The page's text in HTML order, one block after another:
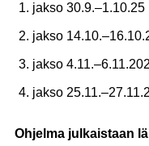
jakso 30.9.–1.10.25
jakso
jakso
jakso
Ohjelma julkaistaan